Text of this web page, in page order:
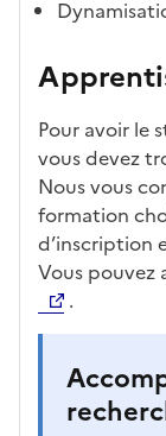
Pour avoir le
vous devez
Nous vous
formation
d’inscription
Vous pouvez
.